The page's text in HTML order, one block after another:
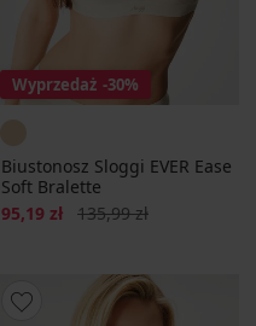
Wyprzedaż -30%
Biustonosz Sloggi EVER Ease
Soft Bralette
Zniżka
95,19 zł Pierwotna cena
135,99 zł